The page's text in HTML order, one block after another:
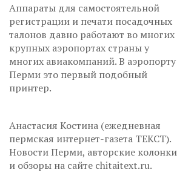
Аппараты для самостоятельной
регистрации и печати посадочных
талонов давно работают во многих
крупных аэропортах страны у
многих авиакомпаний. В аэропорту
Перми это первый подобный
принтер.
Анастасия Костина (ежедневная
пермская интернет-газета ТЕКСТ).
Новости Перми, авторские колонки
и обзоры на сайте chitaitext.ru.